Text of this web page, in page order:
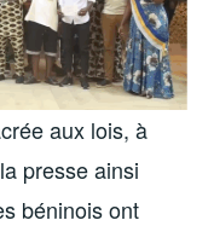
aux lois, à
presse ainsi
béninois ont